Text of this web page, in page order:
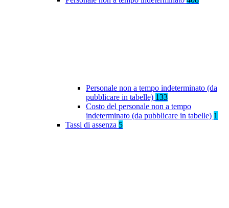
Personale non a tempo indeterminato (da
pubblicare in tabelle) 133
Costo del personale non a tempo
indeterminato (da pubblicare in tabelle) 1
Tassi di assenza 5